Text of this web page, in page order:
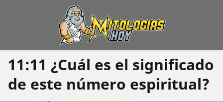
11:11 ¿Cuál es el significado
de este número espiritual?